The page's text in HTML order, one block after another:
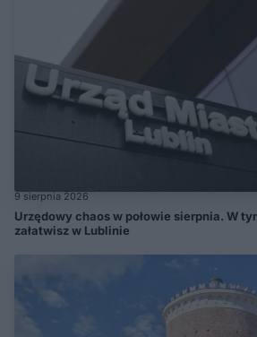
9 sierpnia 2026
Urzędowy chaos w połowie sierpnia. W
załatwisz w Lublinie